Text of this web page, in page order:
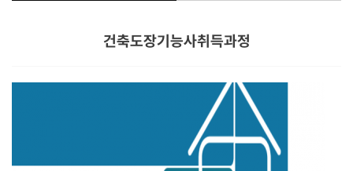
건축도장기능사취득과정